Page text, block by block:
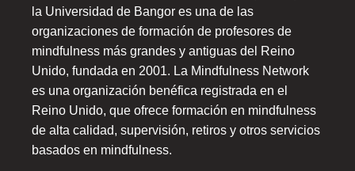
la Universidad de Bangor es una de las
organizaciones de formación de profesores de
mindfulness más grandes y antiguas del Reino
Unido, fundada en 2001. La Mindfulness Network
es una organización benéfica registrada en el
Reino Unido, que ofrece formación en mindfulness
de alta calidad, supervisión, retiros y otros servicios
basados en mindfulness.